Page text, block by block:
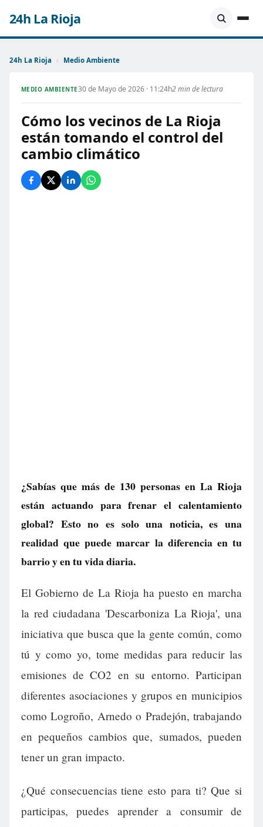
24h La Rioja
24h La Rioja › Medio Ambiente
MEDIO AMBIENTE30 de Mayo de 2026 · 11:24h2 min de lectura
Cómo los vecinos de La Rioja
están tomando el control del
cambio climático
¿Sabías que más de 130 personas en La Rioja
están actuando para frenar el calentamiento
global? Esto no es solo una noticia, es una
realidad que puede marcar la diferencia en tu
barrio y en tu vida diaria.
El Gobierno de La Rioja ha puesto en marcha
la red ciudadana 'Descarboniza La Rioja', una
iniciativa que busca que la gente común, como
tú y como yo, tome medidas para reducir las
emisiones de CO2 en su entorno. Participan
diferentes asociaciones y grupos en municipios
como Logroño, Arnedo o Pradejón, trabajando
en pequeños cambios que, sumados, pueden
tener un gran impacto.
¿Qué consecuencias tiene esto para ti? Que si
participas, puedes aprender a consumir de